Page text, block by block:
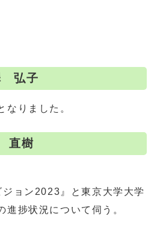
弘子
なりました。
直樹
ョン2023』と東京大学大学
進捗状況について伺う。